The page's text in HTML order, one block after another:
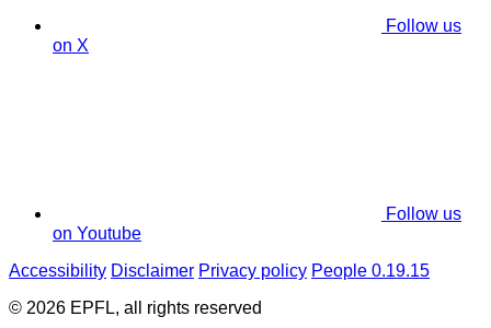
Follow us
on X
Follow us
on Youtube
Accessibility Disclaimer Privacy policy People 0.19.15
© 2026 EPFL, all rights reserved